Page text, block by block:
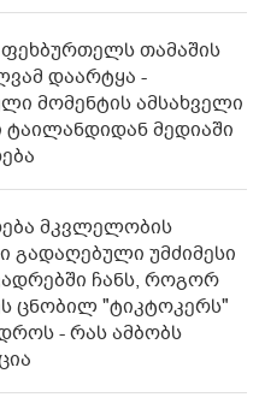
თამაშის
დაარტყა -
მომენტის ამსახველი
ტაილანდიდან მედიაში
მკვლელობის
გადაღებული უმძიმესი
ჩანს, როგორ
ცნობილ "ტიკტოკერს"
- რას ამბობს